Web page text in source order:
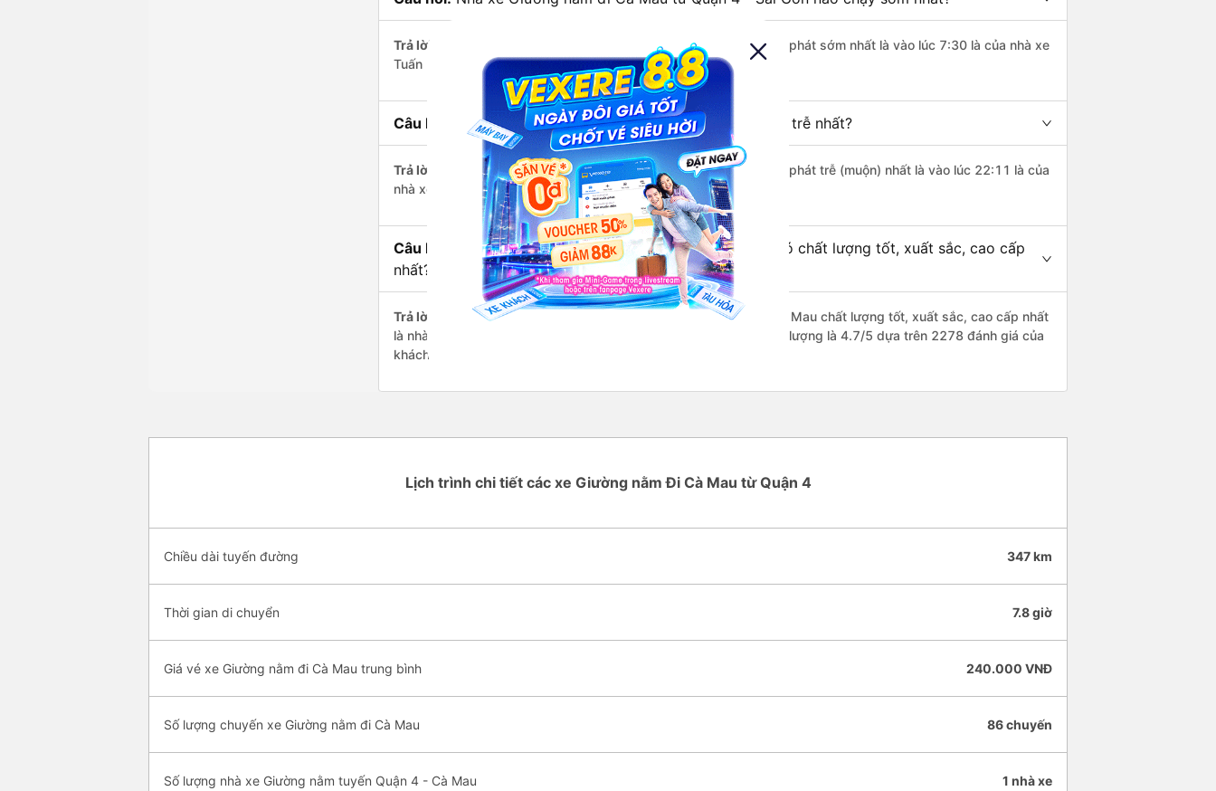
Trả lời: Giường nằm Quận 4 - Sài Gòn Cà Mau
có giờ xuất phát sớm nhất là vào lúc 7:30 là của nhà xe
Tuấn Hưng.
Câu hỏi: Nhà xe đi Cà Mau từ Quận 4 - Sài Gòn nào chạy trễ nhất?
Trả lời: ChuyếnGiường nằm Quận 4 - Sài Gòn Cà Maucó giờ xuất phát trễ (muộn) nhất là vào lúc 22:11 là của
nhà xe Tuấn Hưng.
Câu hỏi:
Review xe đi Cà Mau từ Quận 4 - Sài Gòn nào có chất lượng tốt, xuất sắc, cao cấp
nhất?
Trả lời:
Những hãng có loại xe Giường nằm đi Quận 4 - Sài Gòn Cà Mau chất lượng tốt, xuất sắc, cao cấp nhất
là nhà xe Tuấn Hưng đi Cà Mau từ Quận 4 - Sài Gòn với điểm chất lượng là 4.7/5 dựa trên 2278 đánh giá của
khách hàng).
Lịch trình chi tiết các xe Giường nằm Đi Cà Mau từ Quận 4
Chiều dài tuyến đường 347 km
Thời gian di chuyển 7.8 giờ
Giá vé xe Giường nằm đi Cà Mau trung bình 240.000 VNĐ
Số lượng chuyến xe Giường nằm đi Cà Mau 86 chuyến
Số lượng nhà xe Giường nằm tuyến Quận 4 - Cà Mau 1 nhà xe